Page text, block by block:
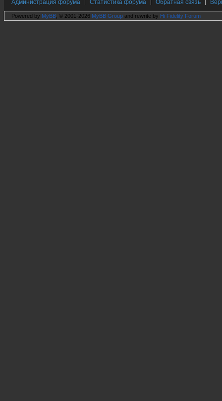
Администрация форума Статистика форума Обратная связь
Powered by MyBB , © 2001-2026 MyBB Group and rewrite by Hi Fidelity Forum